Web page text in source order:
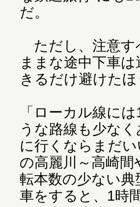
だ。
ただし、注意す
ままな途中下車
きるだけ避けた
「ローカル線に
うな路線も少な
に行くならまだ
の高麗川～高崎
転本数の少ない
車をすると、1時